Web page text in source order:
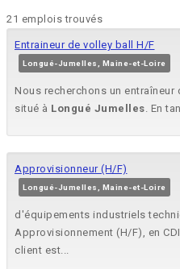
21 emplois trouvés
Entraineur de volley ball H/F
Longué-Jumelles, Maine-et-Loire
Nous recherchons un
situé à Longué Jumelles. En
Approvisionneur (H/F)
Longué-Jumelles, Maine-et-Loire
d'équipements industriels
Approvisionnement (H/F), en
client est...